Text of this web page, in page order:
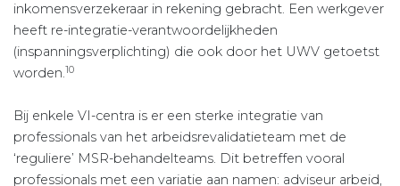
inkomensverzekeraar in rekening gebracht. Een werkgever
heeft re-integratie-verantwoordelijkheden
(inspanningsverplichting) die ook door het UWV getoetst
worden.10
Bij enkele VI-centra is er een sterke integratie van
professionals van het arbeidsrevalidatieteam met de
‘reguliere’ MSR-behandelteams. Dit betreffen vooral
professionals met een variatie aan namen: adviseur arbeid,